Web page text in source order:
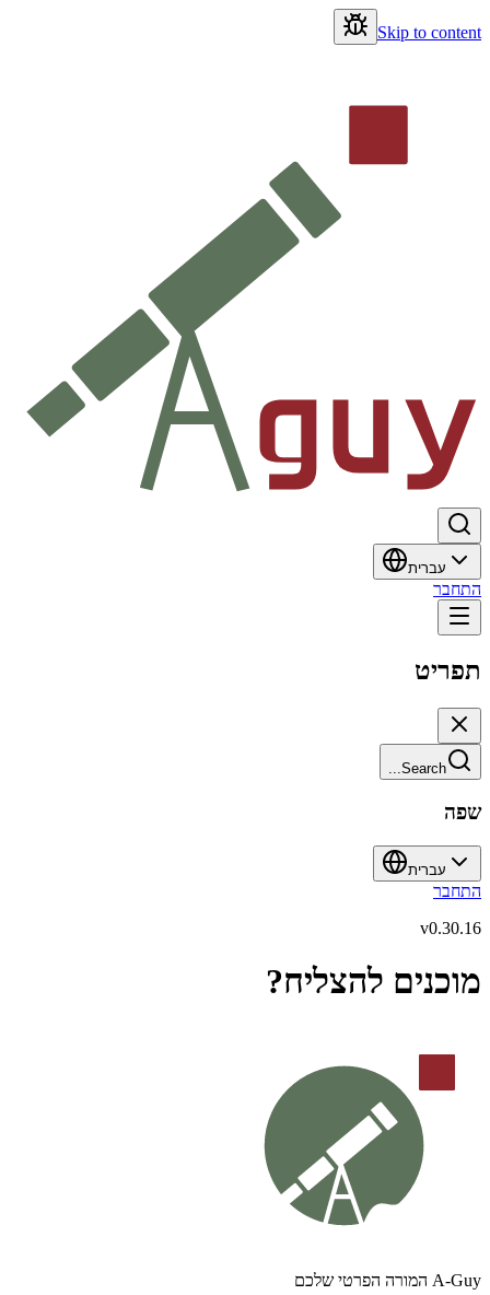
Skip to content
עברית
התחבר
תפריט
Search...
שפה
עברית
התחבר
v0.30.16
מוכנים להצליח?
A-Guy המורה הפרטי שלכם